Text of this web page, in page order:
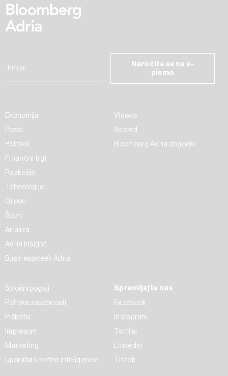
Naročite se na e-
pismo
Ekonomija
Posel
Politika
Finančni trgi
Razkošje
Tehnologija
Green
Šport
Analiza
Adria Insight
Businessweek Adria
Videos
Spored
Bloomberg Adria dogodki
Splošni pogoji
Politika zasebnosti
Piškotki
Impresum
Marketing
Uporaba umetne inteligence
Spremljajte nas
Facebook
Instagram
Twitter
Linkedin
Tiktok